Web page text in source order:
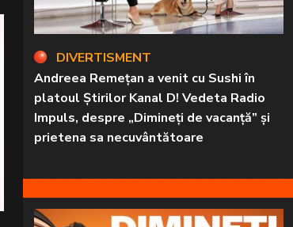
DIVERTISMENT
Andreea Remețan a venit cu Sushi în
platoul Știrilor Kanal D! Vedeta Radio
Impuls, despre „Dimineți de vacanță” și
prietena sa necuvântătoare